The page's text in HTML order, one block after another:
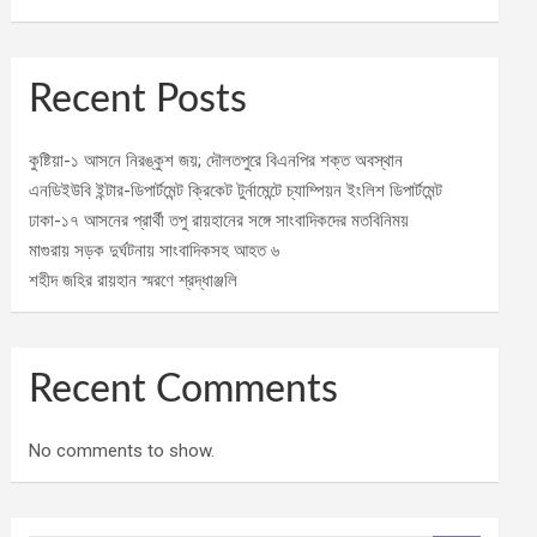
Recent Posts
কুষ্টিয়া-১ আসনে নিরঙ্কুশ জয়; দৌলতপুরে বিএনপির শক্ত অবস্থান
এনডিইউবি ইন্টার-ডিপার্টমেন্ট ক্রিকেট টুর্নামেন্টে চ্যাম্পিয়ন ইংলিশ ডিপার্টমেন্ট
ঢাকা-১৭ আসনের প্রার্থী তপু রায়হানের সঙ্গে সাংবাদিকদের মতবিনিময়
মাগুরায় সড়ক দুর্ঘটনায় সাংবাদিকসহ আহত ৬
শহীদ জহির রায়হান স্মরণে শ্রদ্ধাঞ্জলি
Recent Comments
No comments to show.